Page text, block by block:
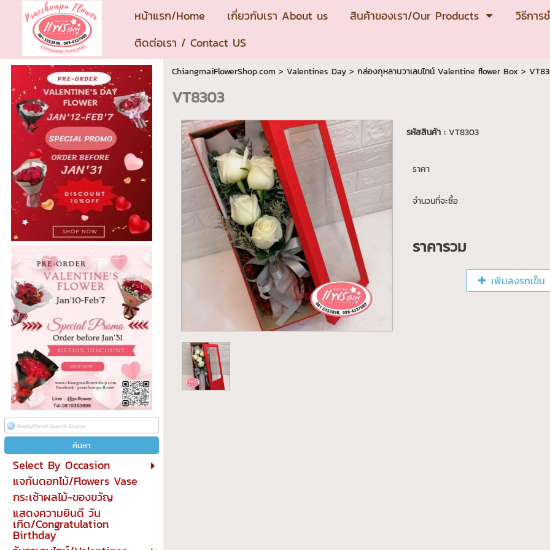
หน้าแรก/Home เกี่ยวกับเรา About us สินค้าของเรา/Our Products
วิธีการ
ติดต่อเรา / Contact US
Select By Occasion
แจกันดอกไม้/Flowers Vase
กระเช้าผลไม้-ของขวัญ
แสดงความยินดี วัน
เกิด/Congratulation
Birthday
ChiangmaiFlowerShop.com> Valentines Day> กล่องกุหลาบวาเลนไทน์ Valentine flower Box >
VT8303
รหัสสินค้า : VT8303
ราคา
จำนวนที่จะซื้อ
ราคารวม
เพิ่มลงรถเข็น